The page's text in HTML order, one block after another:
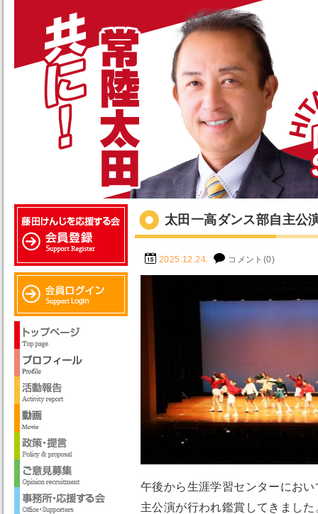
太田一高ダンス部自主公
2025.12.24. コメント(0)
午後から生涯学習センターにお
主公演が行われ鑑賞してきました